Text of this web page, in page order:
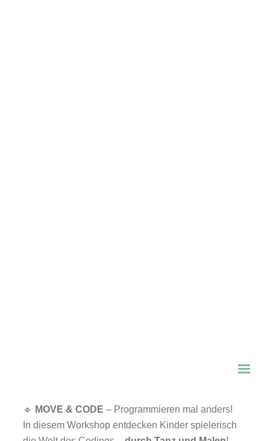
🔹 MOVE & CODE – Programmieren mal anders!
In diesem Workshop entdecken Kinder spielerisch